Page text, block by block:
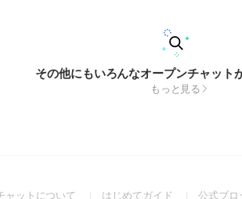
その他にもいろんなオープンチャット
もっと見る
ャットについて (Openはじめてガイド (Open公式ブロ